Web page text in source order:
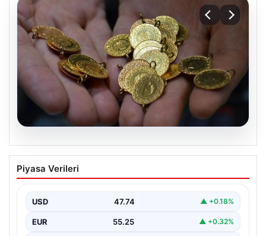
Altın fiyatları canlı 14 Nisan 2026: Altın
fiyatları ne kadar oldu? Gram, çeyrek,
fiyatları
Piyasa Verileri
USD 47.74 ▲ +0.18%
EUR 55.25 ▲ +0.32%